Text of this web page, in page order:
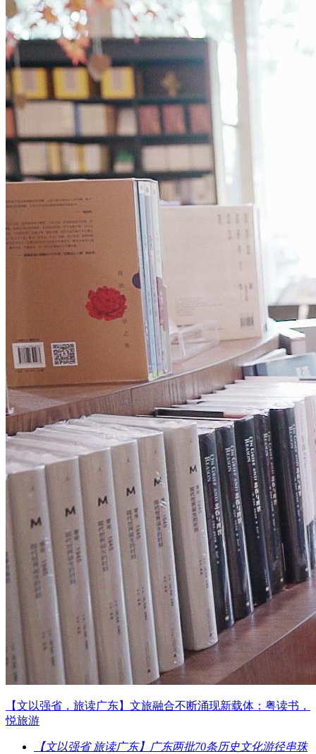
【文以强省，旅读广东】文旅融合不断涌现新载体：粤读书，
悦旅游
【文以强省 旅读广东】广东两批70条历史文化游径串珠